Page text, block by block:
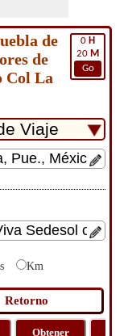
0 H
20 M
Go
de
de
Col La
Km
Obtener